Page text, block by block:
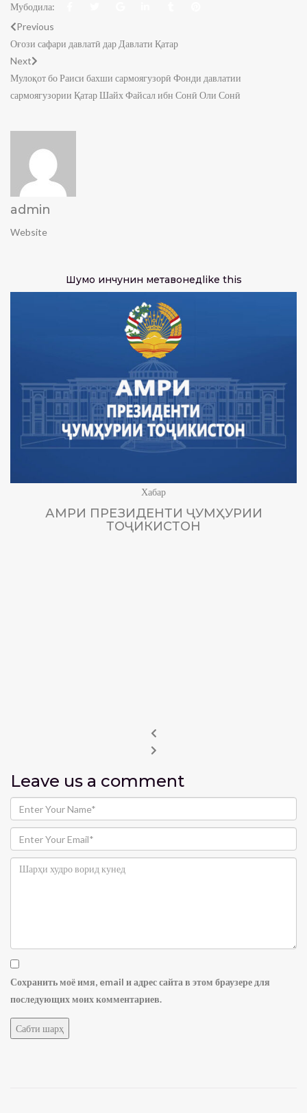
Мубодила:
Previous
Оғози сафари давлатӣ дар Давлати Қатар
Next
Мулоқот бо Раиси бахши сармоягузорӣ Фонди давлатии
сармоягузории Қатар Шайх Файсал ибн Сонӣ Оли Сонӣ
admin
Website
Шумо инчунин метавонедlike this
Хабар
АМРИ ПРЕЗИДЕНТИ ҶУМҲУРИИ
ТОҶИКИСТОН
Leave us a comment
Сохранить моё имя, email и адрес сайта в этом браузере для
последующих моих комментариев.